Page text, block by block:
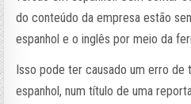
do conteúdo da empresa estão
espanhol e o inglês por meio da
Isso pode ter causado um erro de
espanhol, num título de uma